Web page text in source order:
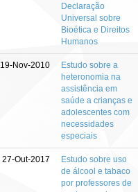
Declaração
Universal sobre
Bioética e Direitos
Humanos
19-Nov-2010
Estudo sobre a
heteronomia na
assistência em
saúde a crianças e
adolescentes com
necessidades
especiais
27-Out-2017
Estudo sobre uso
de álcool e tabaco
por professores de